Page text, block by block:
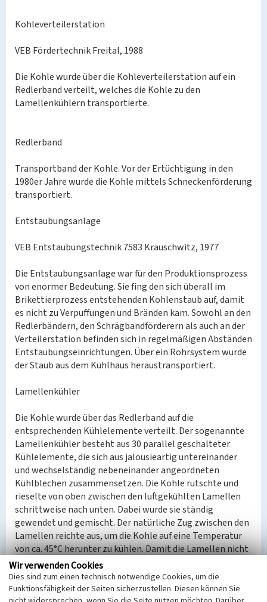
Kohleverteilerstation
VEB Fördertechnik Freital, 1988
Die Kohle wurde über die Kohleverteilerstation auf ein
Redlerband verteilt, welches die Kohle zu den
Lamellenkühlern transportierte.
Redlerband
Transportband der Kohle. Vor der Ertüchtigung in den
1980er Jahre wurde die Kohle mittels Schneckenförderung
transportiert.
Entstaubungsanlage
VEB Entstaubungstechnik 7583 Krauschwitz, 1977
Die Entstaubungsanlage war für den Produktionsprozess
von enormer Bedeutung. Sie fing den sich überall im
Brikettierprozess entstehenden Kohlenstaub auf, damit
es nicht zu Verpuffungen und Bränden kam. Sowohl an den
Redlerbändern, den Schrägbandförderern als auch an der
Verteilerstation befinden sich in regelmäßigen Abständen
Entstaubungseinrichtungen. Über ein Rohrsystem wurde
der Staub aus dem Kühlhaus heraustransportiert.
Lamellenkühler
Die Kohle wurde über das Redlerband auf die
entsprechenden Kühlelemente verteilt. Der sogenannte
Lamellenkühler besteht aus 30 parallel geschalteter
Kühlelemente, die sich aus jalousieartig untereinander
und wechselständig nebeneinander angeordneten
Kühlblechen zusammensetzen. Die Kohle rutschte und
rieselte von oben zwischen den luftgekühlten Lamellen
schrittweise nach unten. Dabei wurde sie ständig
gewendet und gemischt. Der natürliche Zug zwischen den
Lamellen reichte aus, um die Kohle auf eine Temperatur
von ca. 45°C herunter zu kühlen. Damit die Lamellen nicht
verstopften und es zu einem Stillstand der Anlage kam,
war im Erdgeschoss ein Pendelmotor installiert, welcher
durch seine regelmäßige Schwingungen dafür sorgte, dass
Wir verwenden Cookies
Dies sind zum einen technisch notwendige Cookies, um die
Funktionsfähigkeit der Seiten sicherzustellen. Diesen können Sie